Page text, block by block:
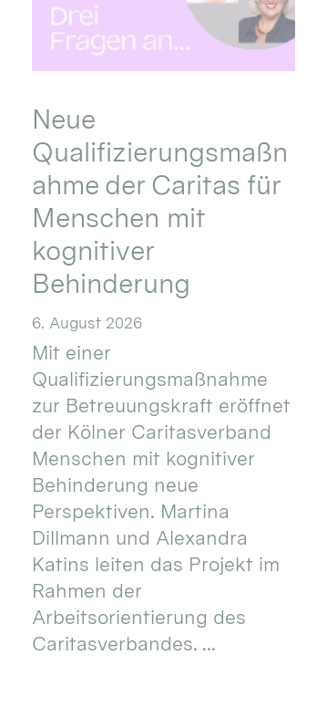
Neue
Qualifizierungsmaßn
ahme der Caritas für
Menschen mit
kognitiver
Behinderung
6. August 2026
Mit einer
Qualifizierungsmaßnahme
zur Betreuungskraft eröffnet
der Kölner Caritasverband
Menschen mit kognitiver
Behinderung neue
Perspektiven. Martina
Dillmann und Alexandra
Katins leiten das Projekt im
Rahmen der
Arbeitsorientierung des
Caritasverbandes. ...